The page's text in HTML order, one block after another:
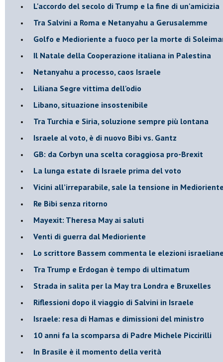
L'accordo del secolo di Trump e la fine di un'amicizia
Tra Salvini a Roma e Netanyahu a Gerusalemme
Golfo e Medioriente a fuoco per la morte di
Il Natale della Cooperazione italiana in Palestina
Netanyahu a processo, caos Israele
Liliana Segre vittima dell'odio
Libano, situazione insostenibile
Tra Turchia e Siria, soluzione sempre più lontana
Israele al voto, è di nuovo Bibi vs. Gantz
GB: da Corbyn una scelta coraggiosa pro-Brexit
La lunga estate di Israele prima del voto
Vicini all’irreparabile, sale la tensione in
Re Bibi senza ritorno
Mayexit: Theresa May ai saluti
Venti di guerra dal Medioriente
Lo scrittore Bassem commenta le elezioni
Tra Trump e Erdogan è tempo di ultimatum
Strada in salita per la May tra Londra e Bruxelles
Riflessioni dopo il viaggio di Salvini in Israele
Israele: resa di Hamas e dimissioni del ministro
10 anni fa la scomparsa di Padre Michele Piccirilli
In Brasile è il momento della verità